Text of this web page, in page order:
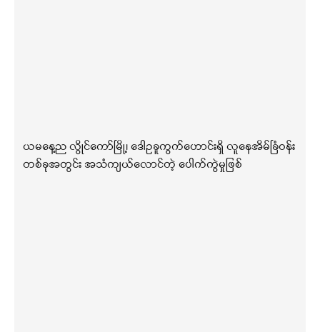
ယမနေ့ည လွိုင်ကော်မြို့၊ ဒေါဥခူကွက်ဟောင်းရှိ လူနေအိမ်ခြံဝန်း
တစ်ခုအတွင်း အသံကျယ်လောင်တဲ့ ပေါက်ကွဲမှုဖြစ်